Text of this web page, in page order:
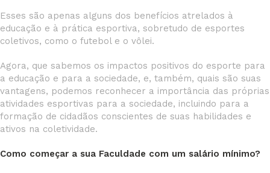
Esses são apenas alguns dos benefícios atrelados à
educação e à prática esportiva, sobretudo de esportes
coletivos, como o futebol e o vôlei.
Agora, que sabemos os impactos positivos do esporte para
a educação e para a sociedade, e, também, quais são suas
vantagens, podemos reconhecer a importância das próprias
atividades esportivas para a sociedade, incluindo para a
formação de cidadãos conscientes de suas habilidades e
ativos na coletividade.
Como começar a sua Faculdade com um salário mínimo?